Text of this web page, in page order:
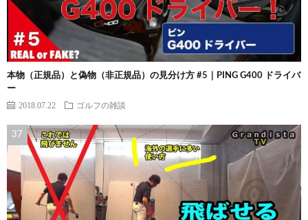
本物（正規品）と偽物（非正規品）の見分け方 #5｜PING G400 ドライバ
ー
2018.07.22 ゴルフの雑談